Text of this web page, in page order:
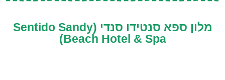
מלון ספא סנטידו סנדי (Sentido Sandy
Beach Hotel & Spa)